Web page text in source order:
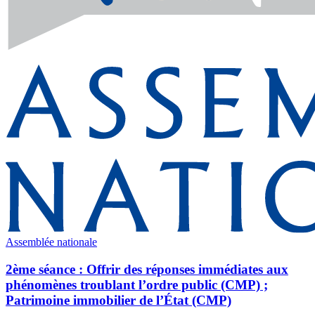
Assemblée nationale
2ème séance : Offrir des réponses immédiates aux
phénomènes troublant l’ordre public (CMP) ;
Patrimoine immobilier de l’État (CMP)